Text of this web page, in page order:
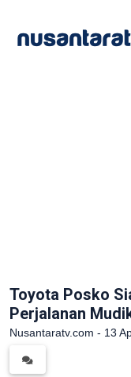
Toyota Posko
Perjalanan
Nusantaratv.com - 13